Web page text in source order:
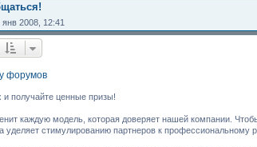
янв 2008, 12:41
форумов
и получайте ценные призы!
каждую модель, которая доверяет нашей компании.
стимулированию партнеров к профессиональному